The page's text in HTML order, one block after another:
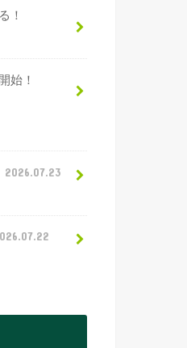
！
始！
2026.07.23